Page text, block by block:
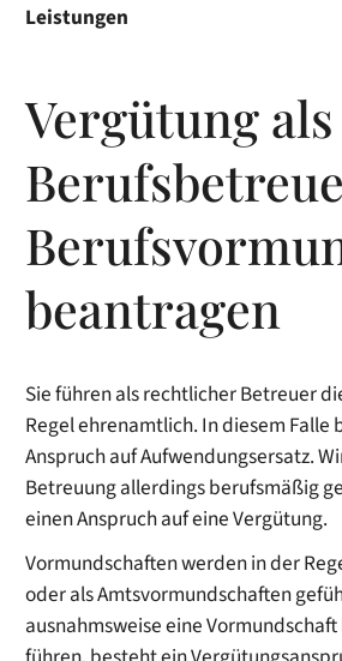
Leistungen
Vergütung als
beantragen
Sie führen als rechtlicher Betreuer
Regel ehrenamtlich. In diesem Falle
Anspruch auf Aufwendungsersatz.
Betreuung allerdings berufsmäßig
einen Anspruch auf eine Vergütung.
Vormundschaften werden in der
oder als Amtsvormundschaften
ausnahmsweise eine